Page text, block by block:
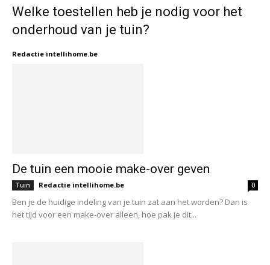
Welke toestellen heb je nodig voor het
onderhoud van je tuin?
Redactie intellihome.be
De tuin een mooie make-over geven
Tuin Redactie intellihome.be 0
Ben je de huidige indeling van je tuin zat aan het worden? Dan is
het tijd voor een make-over alleen, hoe pak je dit...